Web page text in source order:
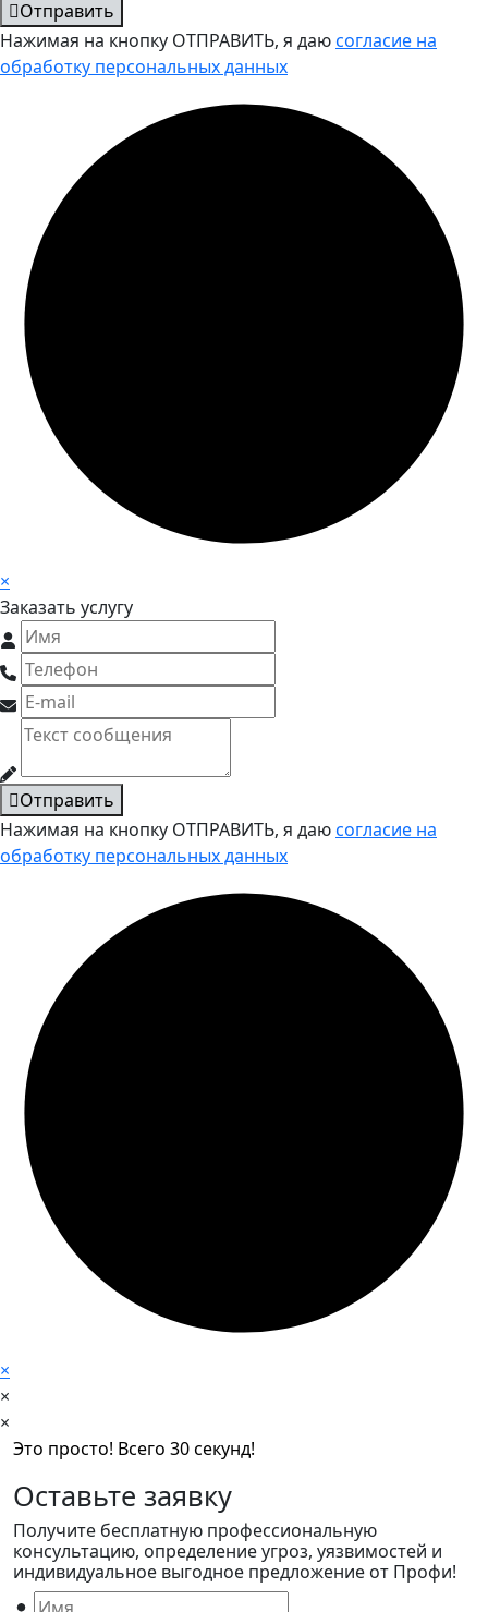
Отправить
Нажимая на кнопку ОТПРАВИТЬ, я даюсогласие на
обработку персональных данных
×
Заказать услугу
Отправить
Нажимая на кнопку ОТПРАВИТЬ, я даюсогласие на
обработку персональных данных
×
×
×
Это просто! Всего 30 секунд!
Оставьте заявку
Получите бесплатную профессиональную
консультацию, определение угроз, уязвимостей и
индивидуальное выгодное предложение от Профи!